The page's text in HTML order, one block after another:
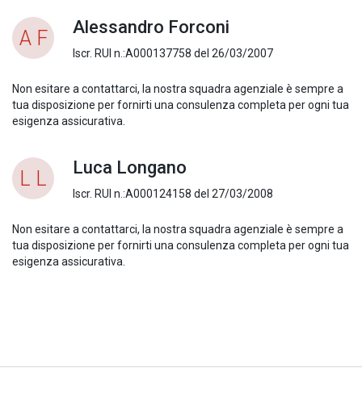
A F Alessandro Forconi
Iscr. RUI n.:A000137758 del 26/03/2007
Non esitare a contattarci, la nostra squadra agenziale è sempre a
tua disposizione per fornirti una consulenza completa per ogni tua
esigenza assicurativa.
L L Luca Longano
Iscr. RUI n.:A000124158 del 27/03/2008
Non esitare a contattarci, la nostra squadra agenziale è sempre a
tua disposizione per fornirti una consulenza completa per ogni tua
esigenza assicurativa.